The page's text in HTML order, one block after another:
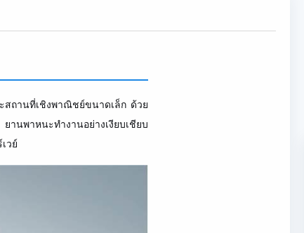
สถานที่เชิงพาณิชย์ขนาดเล็ก ด้วย
นพาหนะทำงานอย่างเงียบเชียบ
วย์